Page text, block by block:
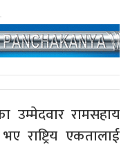
उम्मेदवार रामसहाय
राष्ट्रिय एकतालाई